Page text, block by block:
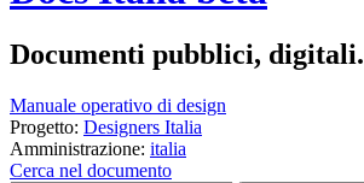
Documenti pubblici, digitali.
Manuale operativo di design
Progetto: Designers Italia
Amministrazione: italia
Cerca nel documento